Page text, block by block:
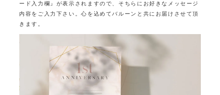
ード入力欄』が表示されますので、そちらにお好きなメッセージ
内容をご入力下さい。心を込めてバルーンと共にお届けさせて頂
きます。